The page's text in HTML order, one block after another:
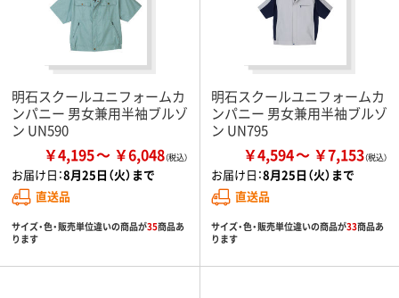
明石スクールユニフォームカ
ンパニー 男女兼用半袖ブルゾ
ン UN590
￥4,195 ￥6,048
お届け日：8月25日（火）まで
直送品
サイズ・色・販売単位違いの商品が35商品あ
ります
明石スクールユニフォームカ
ンパニー 男女兼用半袖ブルゾ
ン UN795
￥4,594 ￥7,153
お届け日：8月25日（火）まで
直送品
サイズ・色・販売単位違いの商品が33商品あ
ります